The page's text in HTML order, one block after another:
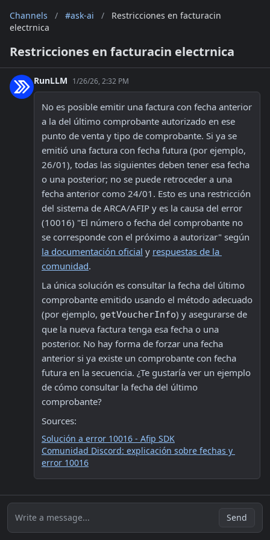
Channels / #ask-ai /
Restricciones en facturacin
electrnica
Restricciones en facturacin electrnica
RunLLM 1/26/26, 2:32 PM
No es posible emitir una factura con fecha anterior
a la del último comprobante autorizado en ese
punto de venta y tipo de comprobante. Si ya se
emitió una factura con fecha futura (por ejemplo,
26/01), todas las siguientes deben tener esa fecha
o una posterior; no se puede retroceder a una
fecha anterior como 24/01. Esto es una restricción
del sistema de ARCA/AFIP y es la causa del error
(10016) "El número o fecha del comprobante no
la documentación oficial y respuestas de la
comunidad.
La única solución es consultar la fecha del último
comprobante emitido usando el método adecuado
(por ejemplo, getVoucherInfo) y asegurarse de
que la nueva factura tenga esa fecha o una
posterior. No hay forma de forzar una fecha
anterior si ya existe un comprobante con fecha
futura en la secuencia. ¿Te gustaría ver un ejemplo
de cómo consultar la fecha del último
comprobante?
Sources:
Solución a error 10016 - Afip SDK
Comunidad Discord: explicación sobre fechas y
error 10016
Write a message... Send